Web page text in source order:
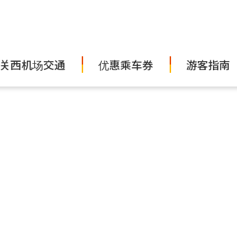
关西机场交通 优惠乘车券 游客指南